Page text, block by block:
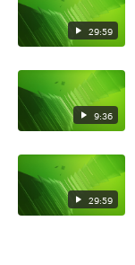
29:59
9:36
29:59